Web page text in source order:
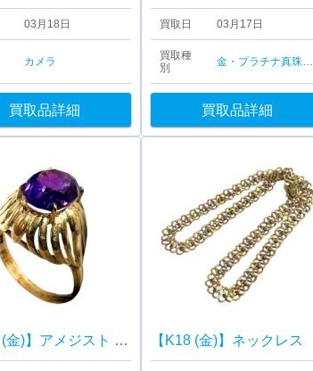
03月18日
カメラ
買取品詳細
買取日 03月17日
買取種
別
金・プラチナ真珠
買取品詳細
【K18 (金)】アメジスト リング 【K18 (金)】ネックレス